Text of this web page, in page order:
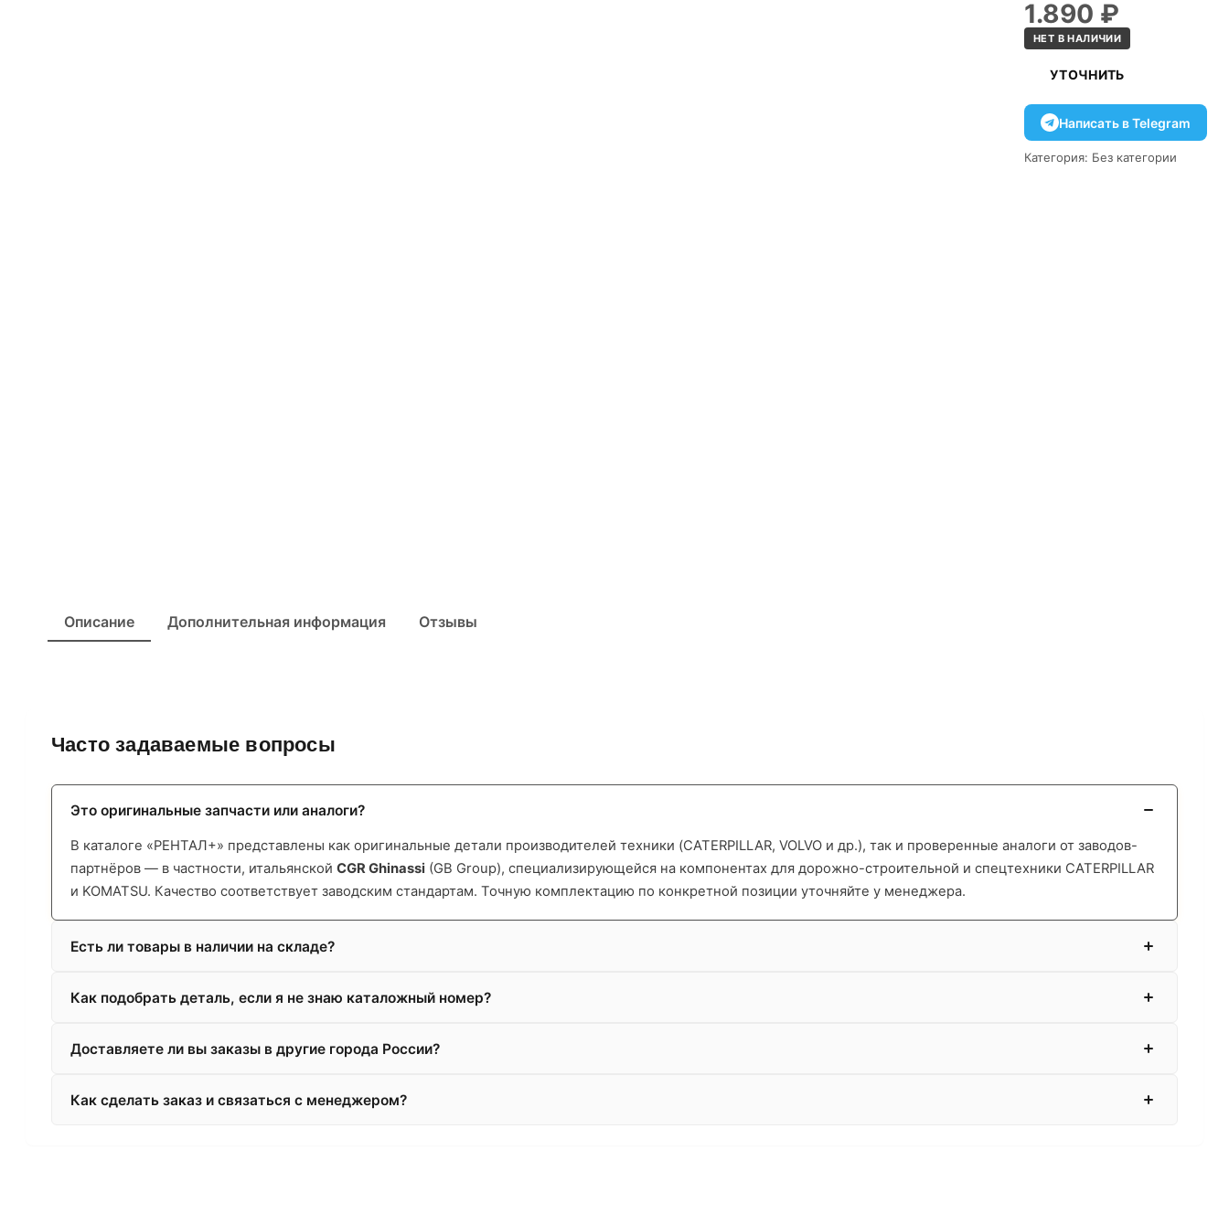
1.890 ₽
НЕТ В НАЛИЧИИ
УТОЧНИТЬ
Написать в Telegram
Категория: Без категории
Описание Дополнительная информация Отзывы
Часто задаваемые вопросы
Это оригинальные запчасти или аналоги?
В каталоге «РЕНТАЛ+» представлены как оригинальные детали производителей техники (CATERPILLAR, VOLVO и др.), так и проверенные аналоги от заводов-
партнёров — в частности, итальянской CGR Ghinassi (GB Group), специализирующейся на компонентах для дорожно-строительной и спецтехники CATERPILLAR
и KOMATSU. Качество соответствует заводским стандартам. Точную комплектацию по конкретной позиции уточняйте у менеджера.
Есть ли товары в наличии на складе?
Как подобрать деталь, если я не знаю каталожный номер?
Доставляете ли вы заказы в другие города России?
Как сделать заказ и связаться с менеджером?